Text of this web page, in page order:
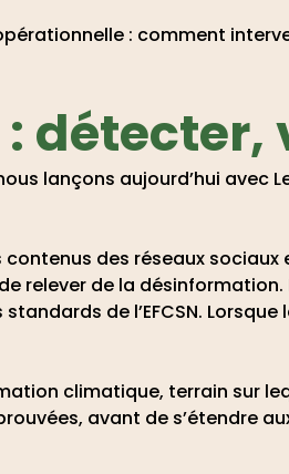
: comment
:
lançons aujourd’hui avec
des réseaux
relever de la
de l’EFCSN.
climatique, terrain sur
avant de s’étendre